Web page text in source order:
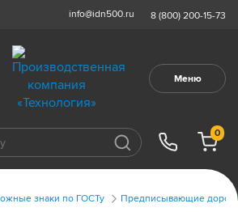
info@idn500.ru 8 (800) 200-15-73
Меню
0
знаки по ГОСТу Предписывающие